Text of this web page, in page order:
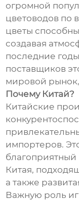
огромной
цветоводов по
цветы
создавая
последние
поставщиков
мировой
Почему Китай?
Китайские
импортеров.
благоприятный
Китая,
а также
Важную роль